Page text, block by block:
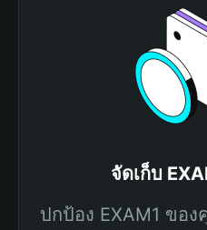
จัดเก็บ
ปกป้อง EXAM1 ขอ